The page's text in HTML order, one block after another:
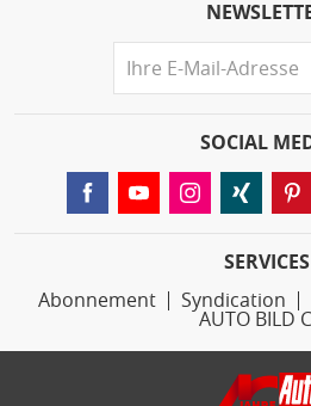
SOCIAL
SERVICES
Abonnement
Syndication
AUTO BILD